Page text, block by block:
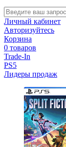
Личный кабинет
Авторизуйтесь
Корзина
0 товаров
Trade-In
PS5
Лидеры продаж